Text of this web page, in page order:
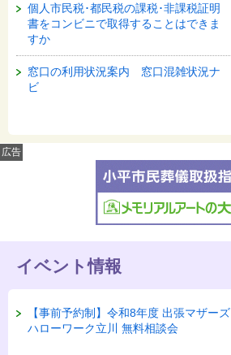
個人市民税･都民税の課税･非課税証明
書をコンビニで取得することはできま
すか
窓口の利用状況案内 窓口混雑状況ナ
ビ
広告
イベント情報
【事前予約制】令和8年度 出張マザーズ
ハローワーク立川 無料相談会